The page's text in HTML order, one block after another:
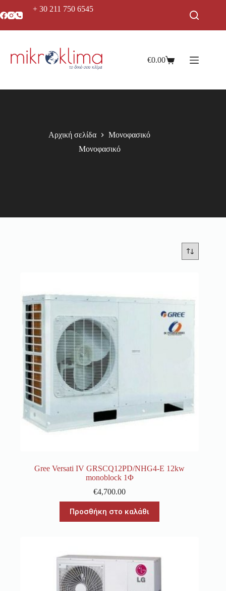
+ 30 211 750 6545
€0.00
Αρχική σελίδα
Μονοφασικό
Μονοφασικό
Gree Versati IV GRSCQ12PD/NHG4-E 12kw
monoblock 1Φ
€4,700.00
Προσθήκη στο καλάθι